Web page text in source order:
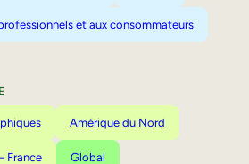
et aux consommateurs
Amérique du Nord
France Global